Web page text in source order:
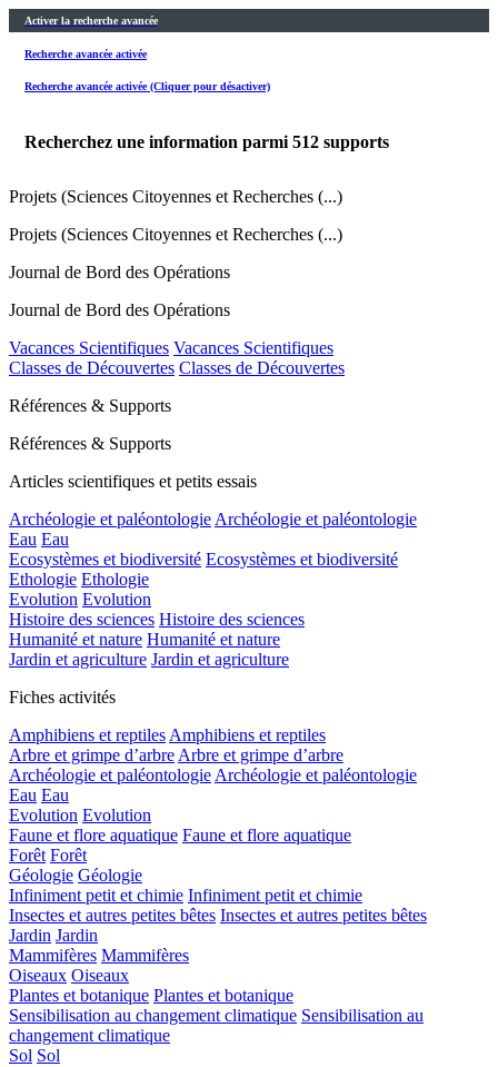
Activer la recherche avancée
Recherche avancée activée
Recherche avancée activée (Cliquer pour désactiver)
Recherchez une information parmi 512 supports
Projets (Sciences Citoyennes et Recherches (...)
Projets (Sciences Citoyennes et Recherches (...)
Journal de Bord des Opérations
Journal de Bord des Opérations
Vacances Scientifiques Vacances Scientifiques
Classes de Découvertes Classes de Découvertes
Références & Supports
Références & Supports
Articles scientifiques et petits essais
Archéologie et paléontologieArchéologie et paléontologie
Eau Eau
Ecosystèmes et biodiversité Ecosystèmes et biodiversité
Ethologie Ethologie
Evolution Evolution
Histoire des sciences Histoire des sciences
Humanité et nature Humanité et nature
Jardin et agriculture Jardin et agriculture
Fiches activités
Amphibiens et reptilesAmphibiens et reptiles
Arbre et grimpe d’arbreArbre et grimpe d’arbre
Archéologie et paléontologieArchéologie et paléontologie
Eau Eau
Evolution Evolution
Faune et flore aquatique Faune et flore aquatique
Forêt Forêt
Géologie Géologie
Infiniment petit et chimie Infiniment petit et chimie
Insectes et autres petites bêtes Insectes et autres petites bêtes
Jardin Jardin
Mammifères Mammifères
Oiseaux Oiseaux
Plantes et botanique Plantes et botanique
Sensibilisation au changement climatique Sensibilisation au
changement climatique
Sol Sol